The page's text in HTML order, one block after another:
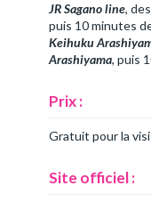
JR Sagano line,
puis 10 minutes
Keihuku
Arashiyama, puis
Prix :
Gratuit pour la
Site officiel :